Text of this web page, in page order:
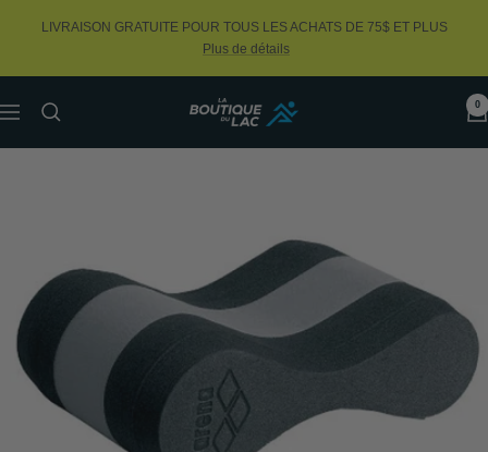
LIVRAISON GRATUITE POUR TOUS LES ACHATS DE 75$ ET PLUS
Plus de détails
Navigation
La
0